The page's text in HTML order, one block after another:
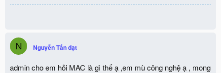
N Nguyễn Tấn đạt
admin cho em hỏi MAC là gì thế ạ ,em mù công nghệ ạ , mong